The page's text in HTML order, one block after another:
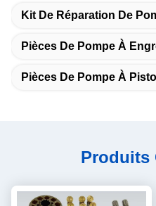
Kit De Réparation De
Pièces De Pompe À
Pièces De Pompe À
Produits